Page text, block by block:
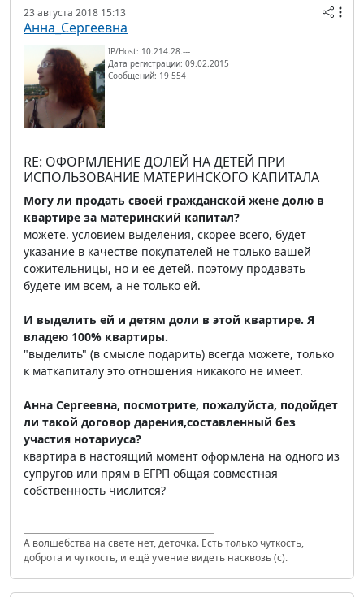
23 августа 2018 15:13
Анна_Сергеевна
IP/Host: 10.214.28.---
Дата регистрации: 09.02.2015
Сообщений: 19 554
RE: ОФОРМЛЕНИЕ ДОЛЕЙ НА ДЕТЕЙ ПРИ
ИСПОЛЬЗОВАНИЕ МАТЕРИНСКОГО КАПИТАЛА
Могу ли продать своей гражданской жене долю в
квартире за материнский капитал?
можете. условием выделения, скорее всего, будет
указание в качестве покупателей не только вашей
сожительницы, но и ее детей. поэтому продавать
будете им всем, а не только ей.
И выделить ей и детям доли в этой квартире. Я
владею 100% квартиры.
"выделить" (в смысле подарить) всегда можете, только
к маткапиталу это отношения никакого не имеет.
Анна Сергеевна, посмотрите, пожалуйста, подойдет
ли такой договор дарения,составленный без
участия нотариуса?
квартира в настоящий момент оформлена на одного из
супругов или прям в ЕГРП общая совместная
собственность числится?
А волшебства на свете нет, деточка. Есть только чуткость,
доброта и чуткость, и ещё умение видеть насквозь (с).